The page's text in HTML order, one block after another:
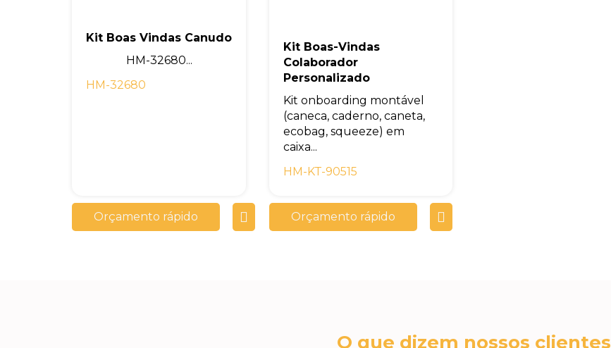
Kit Boas Vindas Canudo
HM-32680...
HM-32680
Orçamento rápido
Kit Boas-Vindas
Colaborador
Personalizado
Kit onboarding montável
(caneca, caderno, caneta,
ecobag, squeeze) em
caixa...
HM-KT-90515
Orçamento rápido
O que dizem nossos clientes